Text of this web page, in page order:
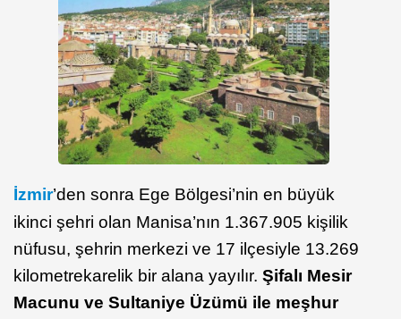
İzmir’den sonra Ege Bölgesi’nin en büyük
ikinci şehri olan Manisa’nın 1.367.905 kişilik
nüfusu, şehrin merkezi ve 17 ilçesiyle 13.269
kilometrekarelik bir alana yayılır. Şifalı Mesir
Macunu ve Sultaniye Üzümü ile meşhur